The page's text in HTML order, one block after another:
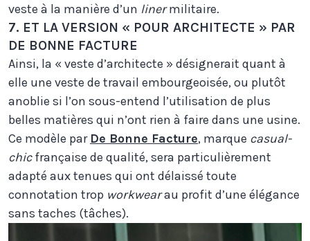
veste à la manière d’un linermilitaire.
7. ET LA VERSION « POUR ARCHITECTE » PAR
DE BONNE FACTURE
Ainsi, la « veste d’architecte » désignerait quant à
elle une veste de travail embourgeoisée, ou plutôt
anoblie si l’on sous-entend l’utilisation de plus
belles matières qui n’ont rien à faire dans une usine.
Ce modèle par De Bonne Facture, marque casual-
chicfrançaise de qualité, sera particulièrement
adapté aux tenues qui ont délaissé toute
connotation trop workwearau profit d’une élégance
sans taches (tâches).